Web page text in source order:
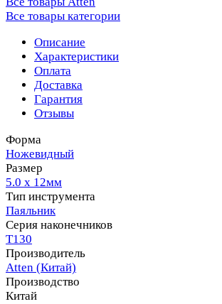
Все товары категории
Описание
Характеристики
Оплата
Доставка
Гарантия
Отзывы
Форма
Ножевидный
Размер
5.0 х 12мм
Тип инструмента
Паяльник
Серия наконечников
T130
Производитель
Atten (Китай)
Производство
Китай